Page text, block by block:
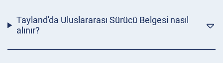
Tayland'da Uluslararası Sürücü Belgesi nasıl
alınır?